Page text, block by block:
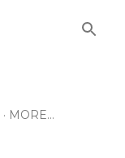
MORE…